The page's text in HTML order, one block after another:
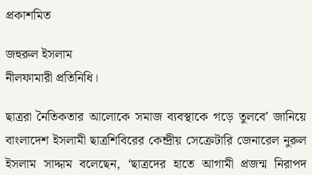
প্রকাশমিত
জহুরুল ইসলাম
নীলফামারী প্রতিনিধি।
ছাত্ররা নৈতিকতার আলোকে সমাজ ব্যবস্থাকে গড়ে তুলবে’ জানিয়ে
বাংলাদেশ ইসলামী ছাত্রশিবিরের কেন্দ্রীয় সেক্রেটারি জেনারেল নুরুল
ইসলাম সাদ্দাম বলেছেন, ‘ছাত্রদের হাতে আগামী প্রজন্ম নিরাপদ